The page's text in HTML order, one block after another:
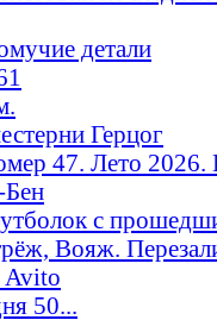
детали
Герцог
47. Лето 2026.
Бен
с
Вояж.
50...